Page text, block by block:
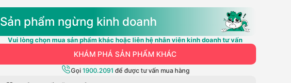
Sản phẩm ngừng kinh doanh
Vui lòng chọn mua sản phẩm khác hoặc liên hệ nhân viên kinh doanh tư vấn
KHÁM PHÁ SẢN PHẨM KHÁC
Gọi1900.2091 để được tư vấn mua hàng